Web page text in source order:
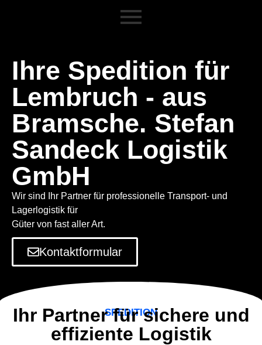
Ihre Spedition für
Lembruch - aus
Bramsche. Stefan
Sandeck Logistik
GmbH
Wir sind Ihr Partner für professionelle Transport- und
Lagerlogistik für
Güter von fast aller Art.
Kontaktformular
SPEDITION
Ihr Partner für sichere und
effiziente Logistik